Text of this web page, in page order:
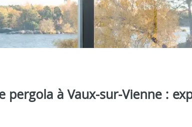
pergola à Vaux-sur-Vienne :